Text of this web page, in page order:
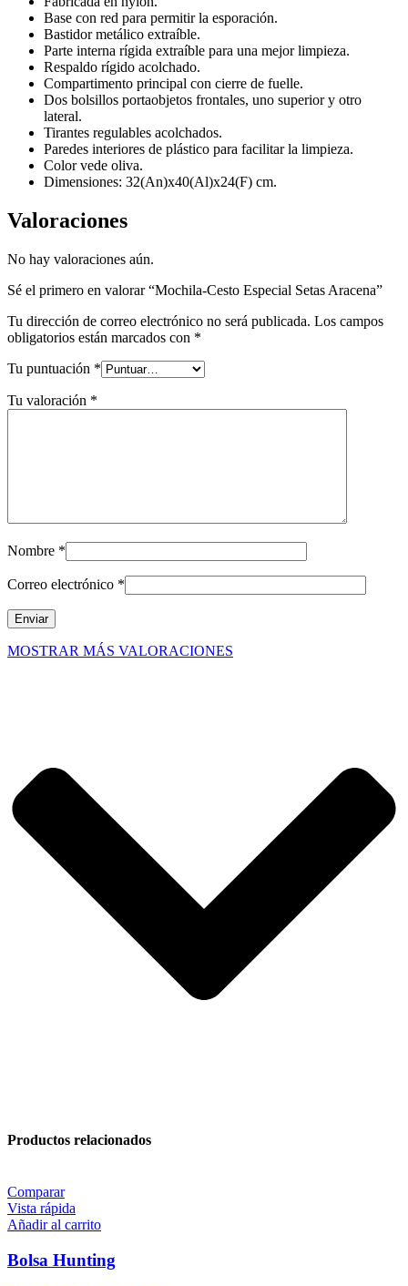
Base con red para permitir la esporación.
Bastidor metálico extraíble.
Parte interna rígida extraíble para una mejor limpieza.
Respaldo rígido acolchado.
Compartimento principal con cierre de fuelle.
Dos bolsillos portaobjetos frontales, uno superior y otro
lateral.
Tirantes regulables acolchados.
Paredes interiores de plástico para facilitar la limpieza.
Color vede oliva.
Dimensiones: 32(An)x40(Al)x24(F) cm.
Valoraciones
No hay valoraciones aún.
Sé el primero en valorar “Mochila-Cesto Especial Setas Aracena”
Tu dirección de correo electrónico no será publicada. Los campos
obligatorios están marcados con *
Tu puntuación *
Tu valoración *
Nombre *
Correo electrónico *
MOSTRAR MÁS VALORACIONES
Productos relacionados
Comparar
Vista rápida
Añadir al carrito
Bolsa Hunting